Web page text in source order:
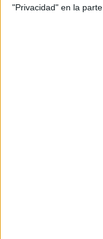
"Privacidad" en la